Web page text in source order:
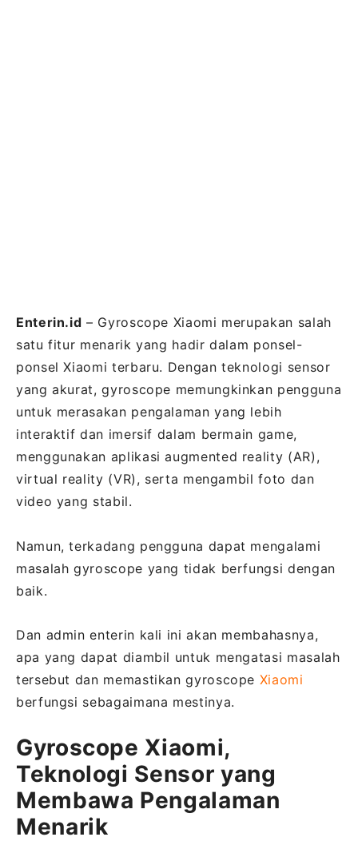
Enterin.id – Gyroscope Xiaomi merupakan salah
satu fitur menarik yang hadir dalam ponsel-
ponsel Xiaomi terbaru. Dengan teknologi sensor
yang akurat, gyroscope memungkinkan pengguna
untuk merasakan pengalaman yang lebih
interaktif dan imersif dalam bermain game,
menggunakan aplikasi augmented reality (AR),
virtual reality (VR), serta mengambil foto dan
video yang stabil.
Namun, terkadang pengguna dapat mengalami
masalah gyroscope yang tidak berfungsi dengan
baik.
Dan admin enterin kali ini akan membahasnya,
apa yang dapat diambil untuk mengatasi masalah
tersebut dan memastikan gyroscope Xiaomi
berfungsi sebagaimana mestinya.
Gyroscope Xiaomi,
Teknologi Sensor yang
Membawa Pengalaman
Menarik